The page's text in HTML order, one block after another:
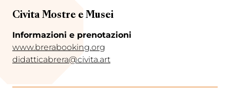
Civita Mostre e Musei
Informazioni e prenotazioni
www.brerabooking.org
didatticabrera@civita.art